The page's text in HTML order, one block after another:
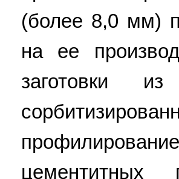
(более 8,0 мм)
на ее
заготовки
цементитных